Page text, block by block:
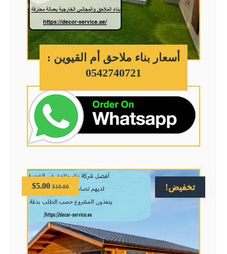
أسعار بناء ملاحق أم القيوين :
0542740721
تخفيض! $10.00
$5.00